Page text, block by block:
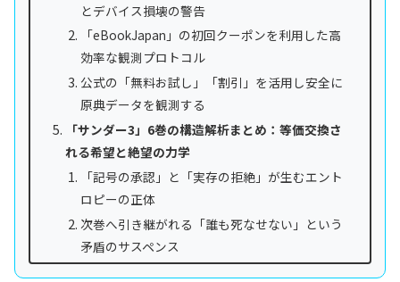
とデバイス損壊の警告
「eBookJapan」の初回クーポンを利用した高
効率な観測プロトコル
公式の「無料お試し」「割引」を活用し安全に
原典データを観測する
「サンダー3」6巻の構造解析まとめ：等価交換さ
れる希望と絶望の力学
「記号の承認」と「実存の拒絶」が生むエント
ロピーの正体
次巻へ引き継がれる「誰も死なせない」という
矛盾のサスペンス